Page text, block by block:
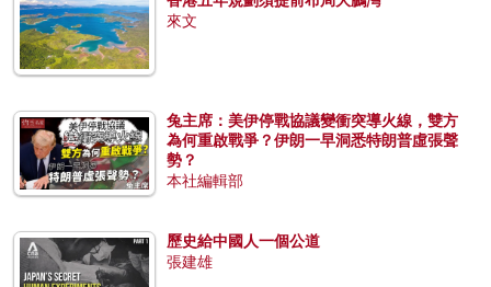
來文
兔主席：美伊停戰協議變衝突導火線，雙方
為何重啟戰爭？伊朗一早洞悉特朗普虛張聲
勢？
本社編輯部
歷史給中國人一個公道
張建雄